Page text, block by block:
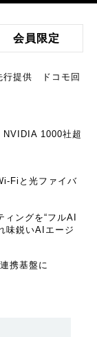
会員限定
行提供 ドコモ回
1000社超
Fiと光ファイバ
ングを“フルAI
味鋭いAIエージ
携基盤に